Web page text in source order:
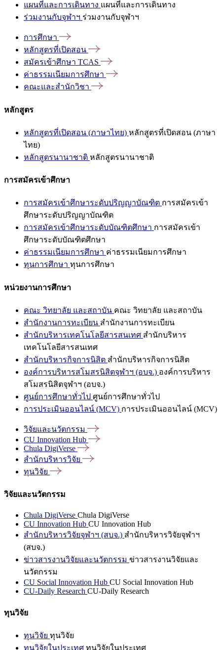
แผนที่และการเดินทาง แผนที่และการเดินทาง
ร่วมงานกับจุฬาฯ ร่วมงานกับจุฬาฯ
การศึกษา
หลักสูตรที่เปิดสอน
สมัครเข้าศึกษา TCAS
ค่าธรรมเนียมการศึกษา
คณะและสำนักวิชา
หลักสูตร
หลักสูตรที่เปิดสอน (ภาษาไทย) หลักสูตรที่เปิดสอน (ภาษา
ไทย)
หลักสูตรนานาชาติ หลักสูตรนานาชาติ
การสมัครเข้าศึกษา
การสมัครเข้าศึกษาระดับปริญญาบัณฑิต การสมัครเข้า
ศึกษาระดับปริญญาบัณฑิต
การสมัครเข้าศึกษาระดับบัณฑิตศึกษา การสมัครเข้า
ศึกษาระดับบัณฑิตศึกษา
ค่าธรรมเนียมการศึกษา ค่าธรรมเนียมการศึกษา
ทุนการศึกษา ทุนการศึกษา
หน่วยงานการศึกษา
คณะ วิทยาลัย และสถาบัน คณะ วิทยาลัย และสถาบัน
สำนักงานการทะเบียน สำนักงานการทะเบียน
สำนักบริหารเทคโนโลยีสารสนเทศ สำนักบริหาร
เทคโนโลยีสารสนเทศ
สำนักบริหารกิจการนิสิต สำนักบริหารกิจการนิสิต
องค์การบริหารสโมสรนิสิตจุฬาฯ (อบจ.) องค์การบริหาร
สโมสรนิสิตจุฬาฯ (อบจ.)
ศูนย์การศึกษาทั่วไป ศูนย์การศึกษาทั่วไป
การประเมินออนไลน์ (MCV) การประเมินออนไลน์ (MCV)
วิจัยและนวัตกรรม
CU Innovation Hub
Chula DigiVerse
สำนักบริหารวิจัย
ทุนวิจัย
วิจัยและนวัตกรรม
Chula DigiVerse Chula DigiVerse
CU Innovation Hub CU Innovation Hub
สำนักบริหารวิจัยจุฬาฯ (สบจ.) สำนักบริหารวิจัยจุฬาฯ
(สบจ.)
ข่าวสารงานวิจัยและนวัตกรรม ข่าวสารงานวิจัยและ
นวัตกรรม
CU Social Innovation Hub CU Social Innovation Hub
CU-Daily Research CU-Daily Research
ทุนวิจัย
ทุนวิจัย ทุนวิจัย
ทุนวิจัยในประเทศ ทุนวิจัยในประเทศ